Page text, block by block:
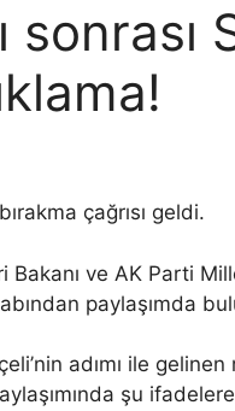
sonrası
çağrısı geldi.
Bakanı ve AK Parti
paylaşımda
adımı ile gelinen
şu